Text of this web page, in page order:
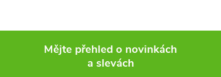
v
Mějte přehled o novinkách
a slevách